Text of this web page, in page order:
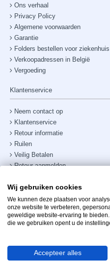
Ons verhaal
Privacy Policy
Algemene voorwaarden
Garantie
Folders bestellen voor ziekenhuis
Verkoopadressen in België
Vergoeding
Klantenservice
Neem contact op
Klantenservice
Retour informatie
Ruilen
Veilig Betalen
Retour aanmelden
Site map
Telefoonnummer:+31238882885
Mijn account
Wij gebruiken cookies
We kunnen deze plaatsen voor
onze website te verbeteren,
geweldige website-ervaring te
die we gebruiken opent u de
Accepteer alles